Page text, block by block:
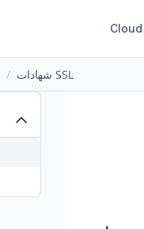
Cloud
شهادات SSL